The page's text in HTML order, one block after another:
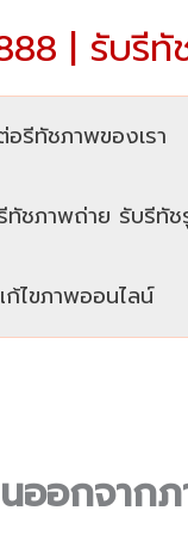
| รับรี
รีทัชภาพของเรา
ทัชภาพถ่าย รับรีทั
ไขภาพออนไลน์
อกจาก